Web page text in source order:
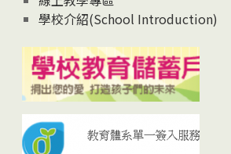
學校介紹(School Introduction)